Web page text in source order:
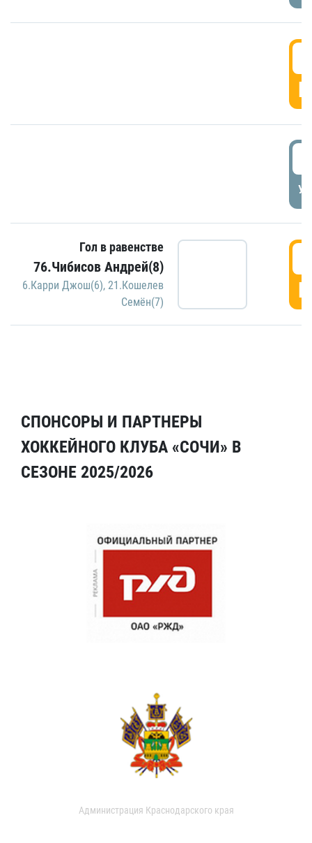
Гол в равенстве
76.Чибисов Андрей(8)
6.Карри Джош(6), 21.Кошелев
Семён(7)
СПОНСОРЫ И ПАРТНЕРЫ
ХОККЕЙНОГО КЛУБА «СОЧИ» В
СЕЗОНЕ 2025/2026
Администрация Краснодарского края